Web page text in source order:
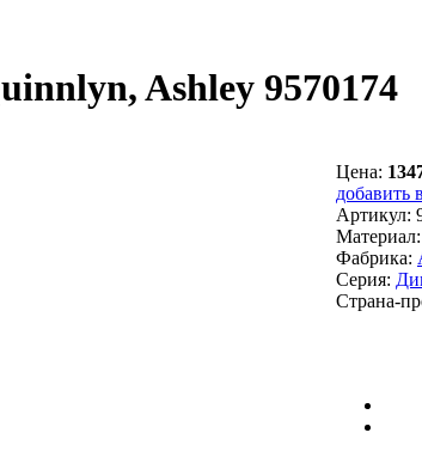
Ashley 9570174
Цена:
добавить
Артикул:
Материал:
Фабрика:
Серия:
Страна-